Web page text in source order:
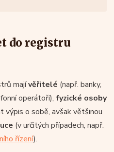
do registru
majívěřitelé (např. banky,
operátoři), fyzické osoby
výpis o sobě, avšak většinou
(v určitých případech, např.
řízení).